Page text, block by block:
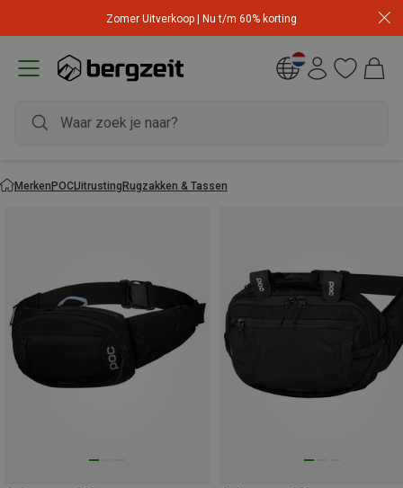
Zomer Uitverkoop | Nu t/m 60% korting
MerkenPOCUitrustingRugzakken & Tassen